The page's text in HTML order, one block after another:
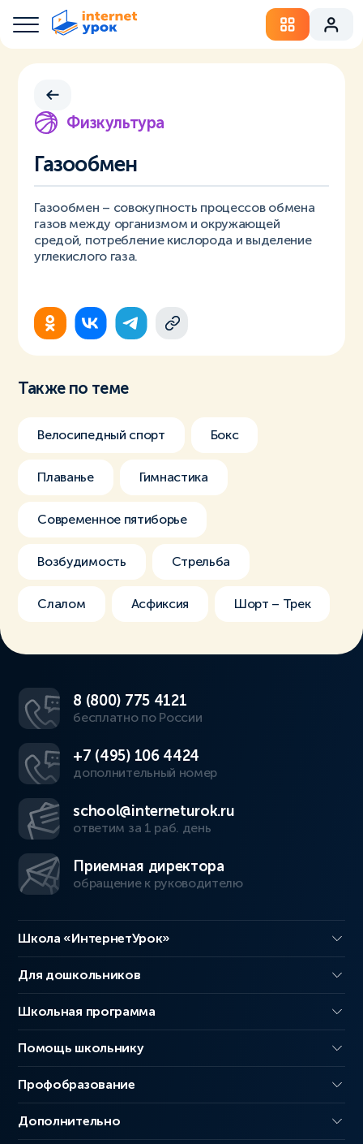
Физкультура
Газообмен
Газообмен – совокупность процессов обмена
газов между организмом и окружающей
средой, потребление кислорода и выделение
углекислого газа.
Также по теме
Велосипедный спорт Бокс
Плаванье Гимнастика
Современное пятиборье
Возбудимость Стрельба
Слалом Асфиксия Шорт – Трек
8 (800) 775 4121
бесплатно по России
+7 (495) 106 4424
дополнительный номер
school@interneturok.ru
ответим за 1 раб. день
Приемная директора
обращение к руководителю
Школа «ИнтернетУрок»
Для дошкольников
Школьная программа
Помощь школьнику
Профобразование
Дополнительно